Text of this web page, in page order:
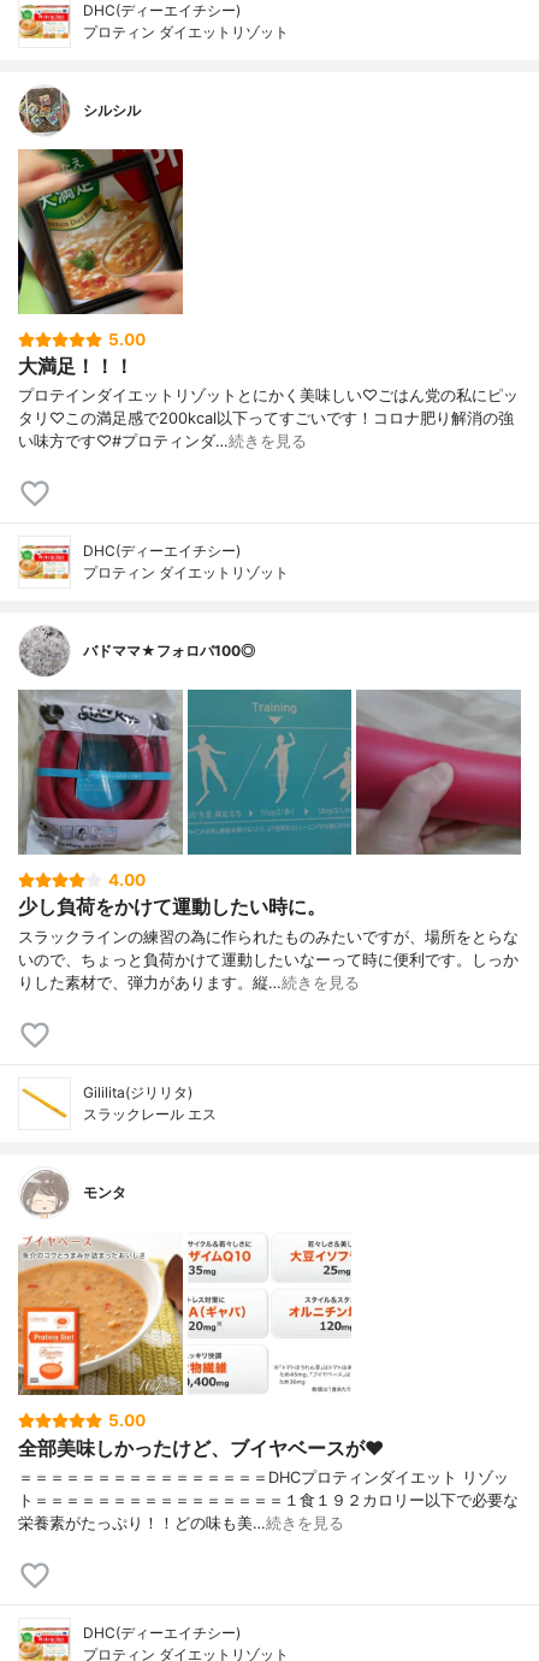
DHC(ディーエイチシー)
プロティン ダイエットリゾット
シルシル
5.00
大満足！！！
プロテインダイエットリゾットとにかく美味しい♡ごはん党の私にピッ
タリ♡この満足感で200kcal以下ってすごいです！コロナ肥り解消の強
い味方です♡#プロティンダ…続きを見る
DHC(ディーエイチシー)
プロティン ダイエットリゾット
バドママ★フォロバ100◎
4.00
少し負荷をかけて運動したい時に。
スラックラインの練習の為に作られたものみたいですが、場所をとらな
いので、ちょっと負荷かけて運動したいなーって時に便利です。しっか
りした素材で、弾力があります。縦…続きを見る
Gililita(ジリリタ)
スラックレール エス
モンタ
5.00
全部美味しかったけど、ブイヤベースが❤︎
＝＝＝＝＝＝＝＝＝＝＝＝＝＝＝＝DHCプロティンダイエット リゾッ
ト＝＝＝＝＝＝＝＝＝＝＝＝＝＝＝＝１食１９２カロリー以下で必要な
栄養素がたっぷり！！どの味も美…続きを見る
DHC(ディーエイチシー)
プロティン ダイエットリゾット